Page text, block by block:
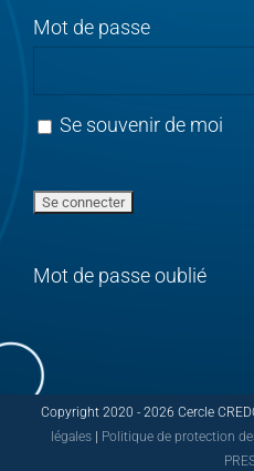
Mot de passe
Se souvenir de moi
Mot de passe oublié
Copyright 2020 - 2026 Cercle
légales
Politique de protection